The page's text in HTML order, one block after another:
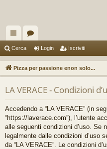
oll
eg
a
m
en
ti
R
u
m
Cerca Login Iscriviti
Pizza per passione enon solo...
LA VERACE - Condizioni
Accedendo a “LA VERACE” (in
“https://laverace.com”), l’utente
alle seguenti condizioni d’uso. Se
legalmente dalle condizioni d’uso
da “LA VERACE”. Le condizioni